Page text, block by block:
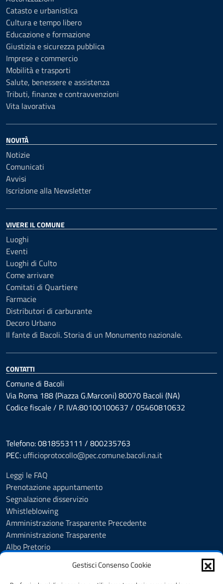
Gestisci Consenso Cookie
Catasto e urbanistica
Cultura e tempo libero
Educazione e formazione
Giustizia e sicurezza pubblica
Imprese e commercio
Mobilità e trasporti
Salute, benessere e assistenza
Tributi, finanze e contravvenzioni
Vita lavorativa
NOVITÀ
Notizie
Comunicati
Avvisi
Iscrizione alla Newsletter
VIVERE IL COMUNE
Luoghi
Eventi
Luoghi di Culto
Come arrivare
Comitati di Quartiere
Farmacie
Distributori di carburante
Decoro Urbano
Il fante di Bacoli. Storia di un Monumento nazionale.
CONTATTI
Comune di Bacoli
Via Roma 188 (Piazza G.Marconi) 80070 Bacoli (NA)
Codice fiscale / P. IVA:80100100637 / 05460810632
Telefono: 0818553111 / 800235763
PEC: ufficioprotocollo@pec.comune.bacoli.na.it
Leggi le FAQ
Prenotazione appuntamento
Segnalazione disservizio
Whistleblowing
Amministrazione Trasparente Precedente
Amministrazione Trasparente
Albo Pretorio